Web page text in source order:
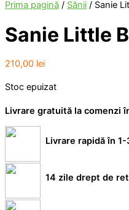
Prima pagină / Sănii / Sanie
Sanie Little
210,00 lei
Stoc epuizat
Livrare gratuită la comenzi
Livrare rapidă în
14 zile drept de